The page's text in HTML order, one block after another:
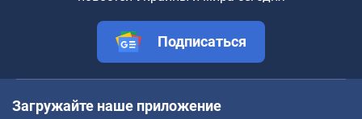
Подписаться
Загружайте наше приложение